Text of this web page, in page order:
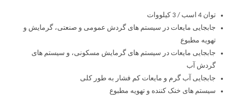
توان 4 اسب / 3 کیلووات
جابجایی مایعات در سیستم های گردش عمومی و صنعتی، گرمایش و
تهویه مطبوع
جابجایی مایعات در سیستم های گرمایش مسکونی، و سیستم های
گردش آب
جابجایی آب گرم و مایعات کم فشار به طور کلی
سیستم های خنک کننده و تهویه مطبوع